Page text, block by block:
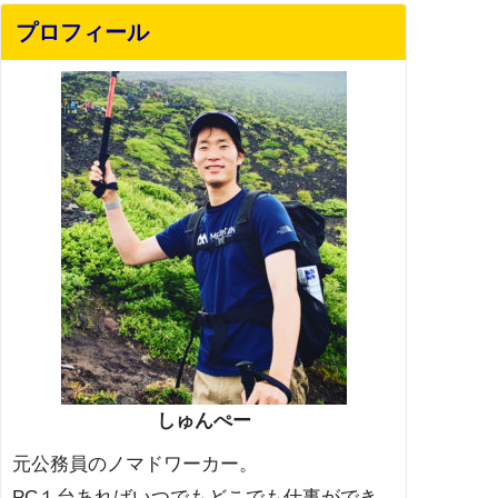
プロフィール
しゅんぺー
元公務員のノマドワーカー。